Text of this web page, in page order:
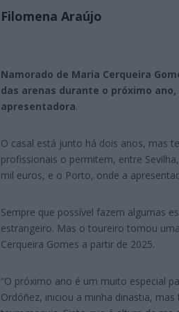
Filomena Araújo
Namorado de Maria Cerqueira
das arenas durante o próximo
apresentadora.
O casal está junto há dois anos, mas
profissionais o permitem, entre
mil euros, e o Porto, onde a
Sempre que possível fazem algumas
estrangeiro. Mas o toureiro tomou
Cerqueira Gomes a partir de 2025.
“O próximo ano é um muito especial
Ordóñez, iniciou a minha dinastia,